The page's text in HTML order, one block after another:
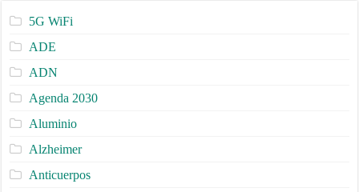
5G WiFi
ADE
ADN
Agenda 2030
Aluminio
Alzheimer
Anticuerpos